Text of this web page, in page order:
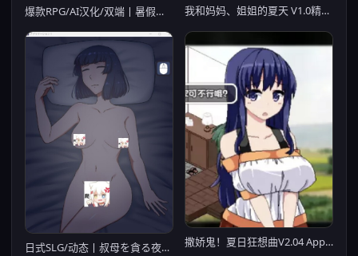
爆款RPG/AI汉化/双端丨暑假乡村生活1.0.3汉化版【20240523】 我和妈妈、姐姐的夏天 V1.0精翻汉化完结版+攻略
日式SLG/动态丨叔母を貪る夜【20240623】 撒娇鬼！夏日狂想曲V2.04 Append